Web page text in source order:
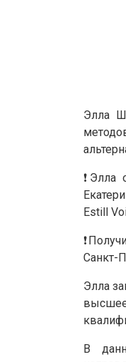
Элла
❗Элла
Estill
Санкт-
Элла
В